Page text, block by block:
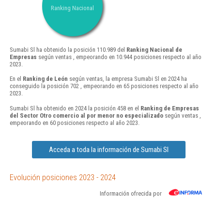
Ranking Nacional
Sumabi Sl ha obtenido la posición 110.989 del Ranking Nacional de
Empresas según ventas , empeorando en 10.944 posiciones respecto al año
2023.
En el Ranking de León según ventas, la empresa Sumabi Sl en 2024 ha
conseguido la posición 702 , empeorando en 65 posiciones respecto al año
2023.
Sumabi Sl ha obtenido en 2024 la posición 458 en el Ranking de Empresas
del Sector Otro comercio al por menor no especializado según ventas ,
empeorando en 60 posiciones respecto al año 2023.
Acceda a toda la información de Sumabi Sl
Evolución posiciones 2023 - 2024
Información ofrecida por